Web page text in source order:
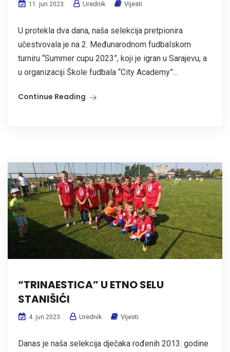
11. jun 2023. Urednik Vijesti
U protekla dva dana, naša selekcija pretpionira
učestvovala je na 2. Međunarodnom fudbalskom
turniru “Summer cupu 2023”, koji je igran u Sarajevu, a
u organizaciji Škole fudbala “City Academy”...
Continue Reading
“TRINAESTICA” U ETNO SELU
STANIŠIĆI
4. jun 2023. Urednik Vijesti
Danas je naša selekcija dječaka rođenih 2013. godine